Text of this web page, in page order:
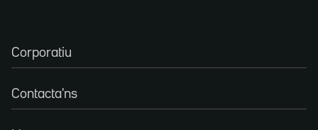
Corporatiu
Contacta'ns